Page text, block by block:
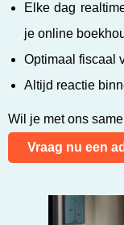
Elke dag
je online
Optimaal fiscaal
Altijd reactie
Wil je met ons
Vraag nu een